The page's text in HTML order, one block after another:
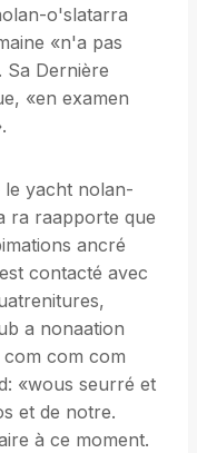
o'slatarra
«n'a pas
Sa Dernière
«en examen
le yacht nolan-
ra raapporte que
ancré
contacté avec
a nonaation
com com
«wous seurré et
et de notre.
à ce moment.